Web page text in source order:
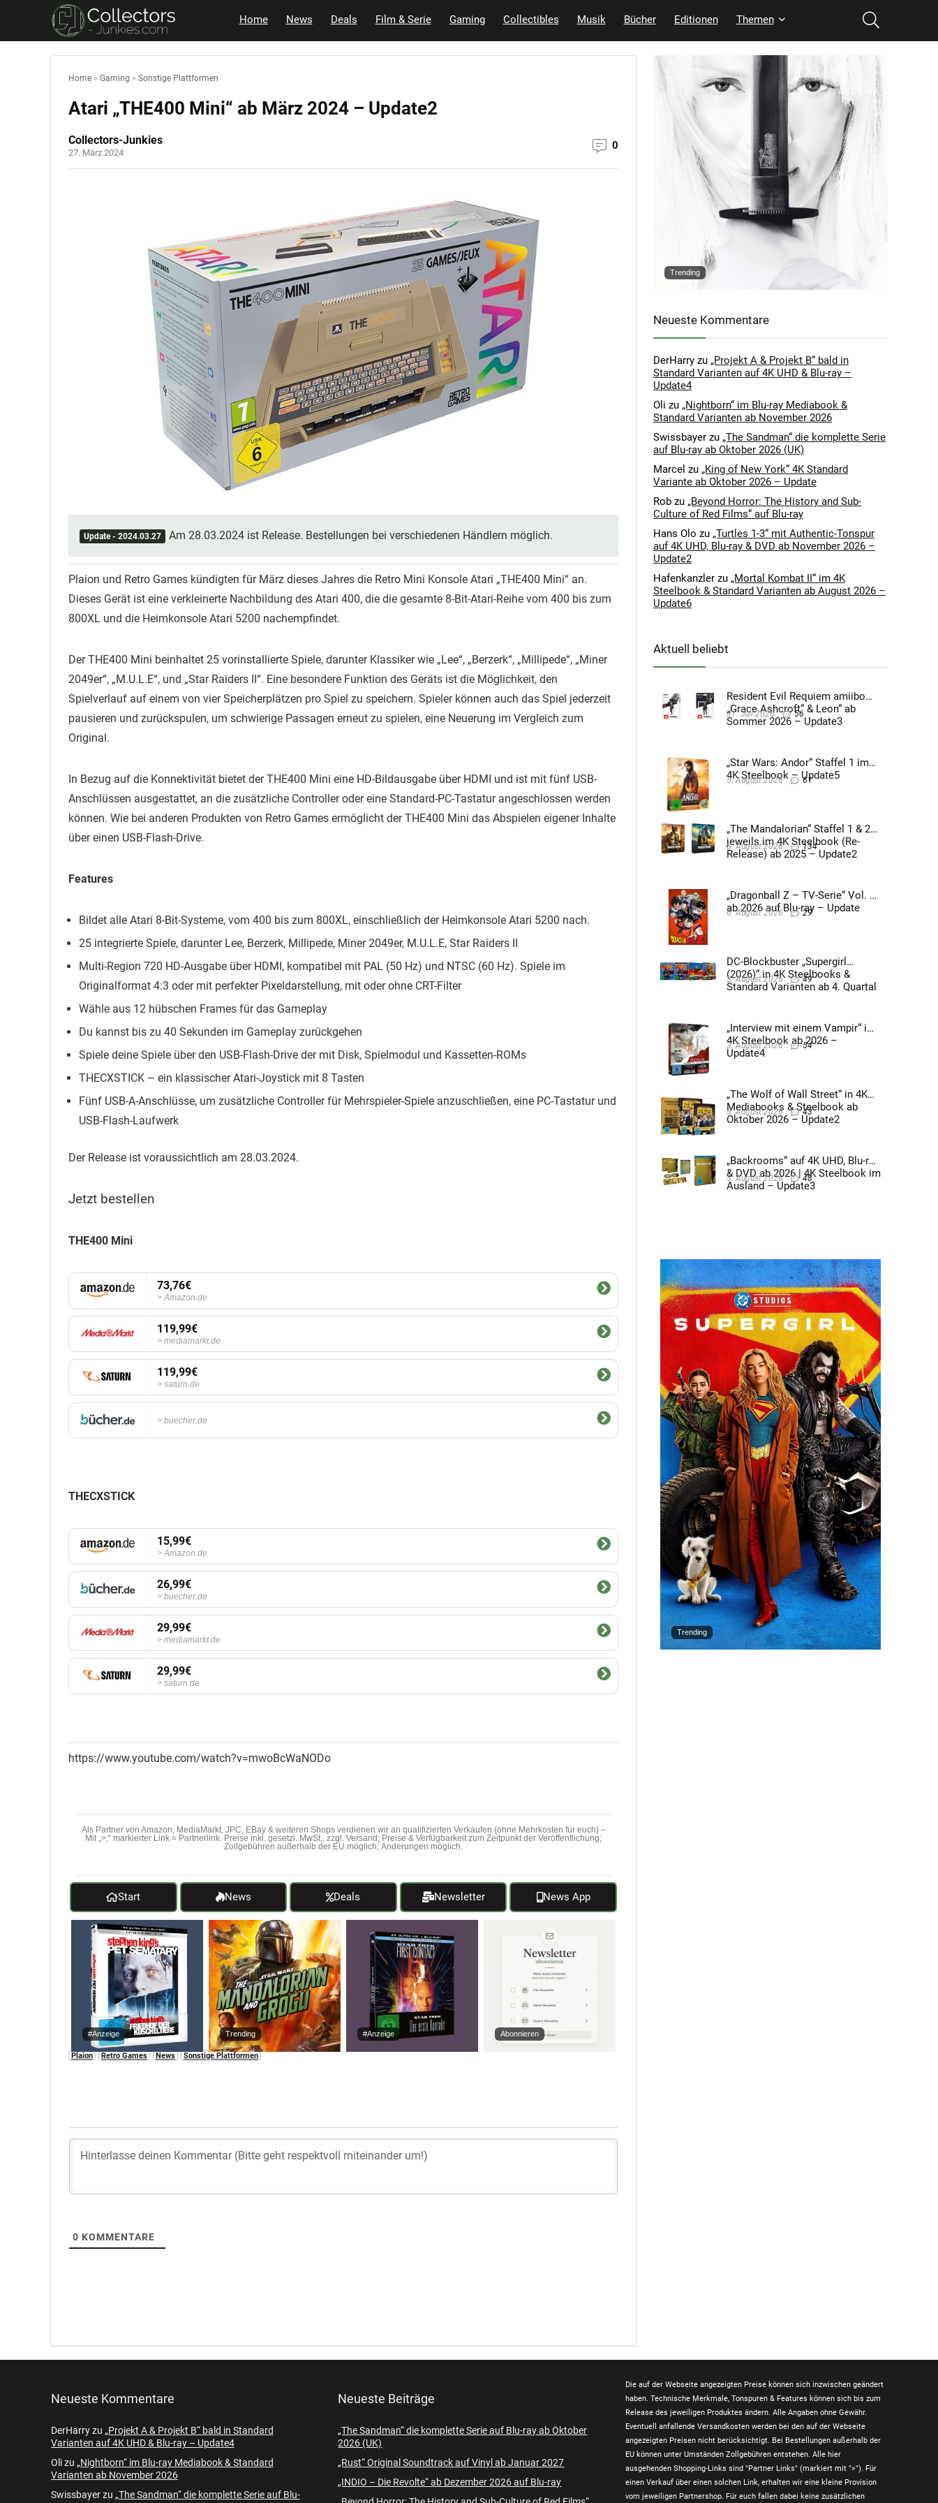
Home News Deals Film & Serie Gaming Collectibles Musik Bücher Editionen Themen
Home » Gaming » Sonstige Plattformen
Atari „THE400 Mini“ ab März 2024 – Update2
Collectors-Junkies
27. März 2024
0
Update - 2024.03.27 Am 28.03.2024 ist Release. Bestellungen bei verschiedenen Händlern möglich.
Plaion und Retro Games kündigten für März dieses Jahres die Retro Mini Konsole Atari „THE400 Mini“ an.
Dieses Gerät ist eine verkleinerte Nachbildung des Atari 400, die die gesamte 8-Bit-Atari-Reihe vom 400 bis zum
800XL und die Heimkonsole Atari 5200 nachempfindet.
Der THE400 Mini beinhaltet 25 vorinstallierte Spiele, darunter Klassiker wie „Lee“, „Berzerk“, „Millipede“, „Miner
2049er“, „M.U.L.E“, und „Star Raiders II“. Eine besondere Funktion des Geräts ist die Möglichkeit, den
Spielverlauf auf einem von vier Speicherplätzen pro Spiel zu speichern. Spieler können auch das Spiel jederzeit
pausieren und zurückspulen, um schwierige Passagen erneut zu spielen, eine Neuerung im Vergleich zum
Original.
In Bezug auf die Konnektivität bietet der THE400 Mini eine HD-Bildausgabe über HDMI und ist mit fünf USB-
Anschlüssen ausgestattet, an die zusätzliche Controller oder eine Standard-PC-Tastatur angeschlossen werden
können. Wie bei anderen Produkten von Retro Games ermöglicht der THE400 Mini das Abspielen eigener Inhalte
über einen USB-Flash-Drive.
Features
Bildet alle Atari 8-Bit-Systeme, vom 400 bis zum 800XL, einschließlich der Heimkonsole Atari 5200 nach.
25 integrierte Spiele, darunter Lee, Berzerk, Millipede, Miner 2049er, M.U.L.E, Star Raiders II
Multi-Region 720 HD-Ausgabe über HDMI, kompatibel mit PAL (50 Hz) und NTSC (60 Hz). Spiele im
Originalformat 4:3 oder mit perfekter Pixeldarstellung, mit oder ohne CRT-Filter
Wähle aus 12 hübschen Frames für das Gameplay
Du kannst bis zu 40 Sekunden im Gameplay zurückgehen
Spiele deine Spiele über den USB-Flash-Drive der mit Disk, Spielmodul und Kassetten-ROMs
THECXSTICK – ein klassischer Atari-Joystick mit 8 Tasten
Fünf USB-A-Anschlüsse, um zusätzliche Controller für Mehrspieler-Spiele anzuschließen, eine PC-Tastatur und
USB-Flash-Laufwerk
Der Release ist voraussichtlich am 28.03.2024.
Jetzt bestellen
THE400 Mini
73,76€
Amazon.de
119,99€
mediamarkt.de
119,99€
saturn.de
buecher.de
THECXSTICK
15,99€
Amazon.de
26,99€
buecher.de
29,99€
mediamarkt.de
29,99€
saturn.de
https://www.youtube.com/watch?v=mwoBcWaNODo
Als Partner von Amazon, MediaMarkt, JPC, EBay & weiteren Shops verdienen wir an qualifizierten Verkäufen (ohne Mehrkosten für euch) –
Mit „>;“ markierter Link = Partnerlink. Preise inkl. gesetzl. MwSt., zzgl. Versand; Preise & Verfügbarkeit zum Zeitpunkt der Veröffentlichung;
Zollgebühren außerhalb der EU möglich; Änderungen möglich.
Start News Deals Newsletter News App
#Anzeige Trending #Anzeige Abonnieren
Plaion Retro Games News Sonstige Plattformen
0 KOMMENTARE
Trending
Neueste Kommentare
DerHarry zu „Projekt A & Projekt B“ bald in
Standard Varianten auf 4K UHD & Blu-ray –
Update4
Oli zu „Nightborn“ im Blu-ray Mediabook &
Standard Varianten ab November 2026
Swissbayer zu „The Sandman“ die komplette Serie
auf Blu-ray ab Oktober 2026 (UK)
Marcel zu „King of New York“ 4K Standard
Variante ab Oktober 2026 – Update
Rob zu „Beyond Horror: The History and Sub-
Culture of Red Films“ auf Blu-ray
Hans Olo zu „Turtles 1-3“ mit Authentic-Tonspur
auf 4K UHD, Blu-ray & DVD ab November 2026 –
Update2
Hafenkanzler zu „Mortal Kombat II“ im 4K
Steelbook & Standard Varianten ab August 2026 –
Update6
Aktuell beliebt
Resident Evil Requiem amiibo
„Grace Ashcroft“ & Leon“ ab
Sommer 2026 – Update3
31. Juli 2026 56
„Star Wars: Andor“ Staffel 1 im
4K Steelbook – Update5
5. August 2026 61
„The Mandalorian“ Staffel 1 & 2
jeweils im 4K Steelbook (Re-
Release) ab 2025 – Update2
5. August 2026 134
„Dragonball Z – TV-Serie“ Vol. 4
ab 2026 auf Blu-ray – Update
6. August 2026 29
DC-Blockbuster „Supergirl
(2026)“ in 4K Steelbooks &
Standard Varianten ab 4. Quartal
3. August 2026 49
„Interview mit einem Vampir“ im
4K Steelbook ab 2026 –
Update4
3. August 2026 54
„The Wolf of Wall Street“ in 4K
Mediabooks & Steelbook ab
Oktober 2026 – Update2
5. August 2026 43
„Backrooms“ auf 4K UHD, Blu-ray
& DVD ab 2026 | 4K Steelbook im
Ausland – Update3
5. August 2026 48
Trending
Neueste Kommentare
DerHarryzu „Projekt A & Projekt B“ bald in Standard
Varianten auf 4K UHD & Blu-ray – Update4
Olizu „Nightborn“ im Blu-ray Mediabook & Standard
Varianten ab November 2026
Swissbayerzu „The Sandman“ die komplette Serie auf Blu-
Neueste Beiträge
„The Sandman“ die komplette Serie auf Blu-ray ab Oktober
2026 (UK)
„Rust“ Original Soundtrack auf Vinyl ab Januar 2027
„INDIO – Die Revolte“ ab Dezember 2026 auf Blu-ray
Die auf der Webseite angezeigten Preise können sich inzwischen geändert
haben. Technische Merkmale, Tonspuren & Features können sich bis zum
Release des jeweiligen Produktes ändern. Alle Angaben ohne Gewähr.
Eventuell anfallende Versandkosten werden bei den auf der Webseite
angezeigten Preisen nicht berücksichtigt. Bei Bestellungen außerhalb der
EU können unter Umständen Zollgebühren entstehen. Alle hier
ausgehenden Shopping-Links sind "Partner Links" (markiert mit ">"). Für
einen Verkauf über einen solchen Link, erhalten wir eine kleine Provision
vom jeweiligen Partnershop. Für euch fallen dabei keine zusätzlichen